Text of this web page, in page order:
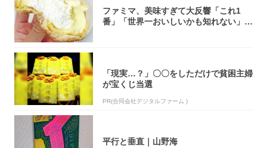
ファミマ、美味すぎて大反響「これ1
番」「世界一おいしいかも知れない」
「現実…？」〇〇をしただけで貧困主婦
が宝くじ当選
PR(合同会社デジタルファーム )
平行と垂直｜山野海